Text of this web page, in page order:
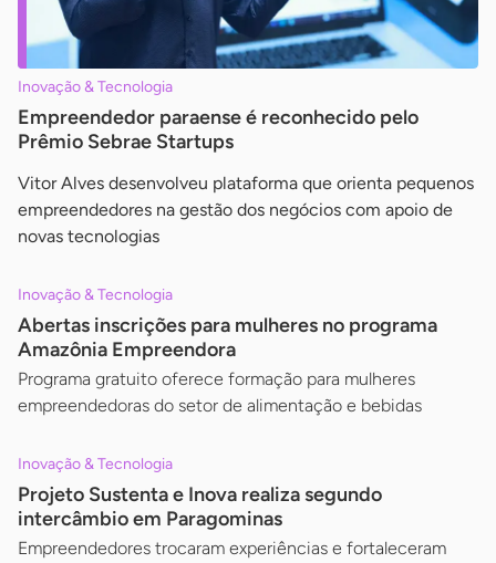
Inovação & Tecnologia
Empreendedor paraense é reconhecido pelo
Prêmio Sebrae Startups
Vitor Alves desenvolveu plataforma que orienta pequenos
empreendedores na gestão dos negócios com apoio de
novas tecnologias
Inovação & Tecnologia
Abertas inscrições para mulheres no programa
Amazônia Empreendora
Programa gratuito oferece formação para mulheres
empreendedoras do setor de alimentação e bebidas
Inovação & Tecnologia
Projeto Sustenta e Inova realiza segundo
intercâmbio em Paragominas
Empreendedores trocaram experiências e fortaleceram